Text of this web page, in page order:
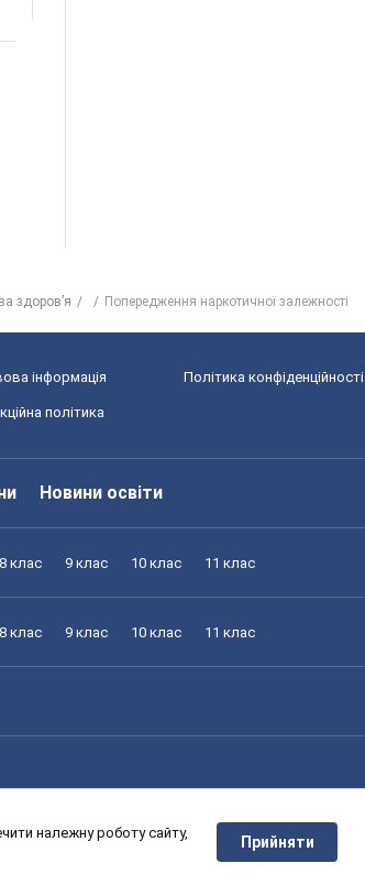
здоров’я Попередження наркотичної залежності
інформація Політика конфіденційності
політика
Новини освіти
8 клас 9 клас 10 клас 11 клас
8 клас 9 клас 10 клас 11 клас
8 клас 9 клас 10 клас 11 клас
належну роботу сайту,
Прийняти